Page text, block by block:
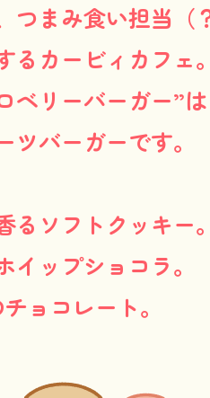
つまみ食い担当（
カービィカフェ。
ベリーバーガー”は
バーガーです。
ソフトクッキー。
ップショコラ。
ョコレート。